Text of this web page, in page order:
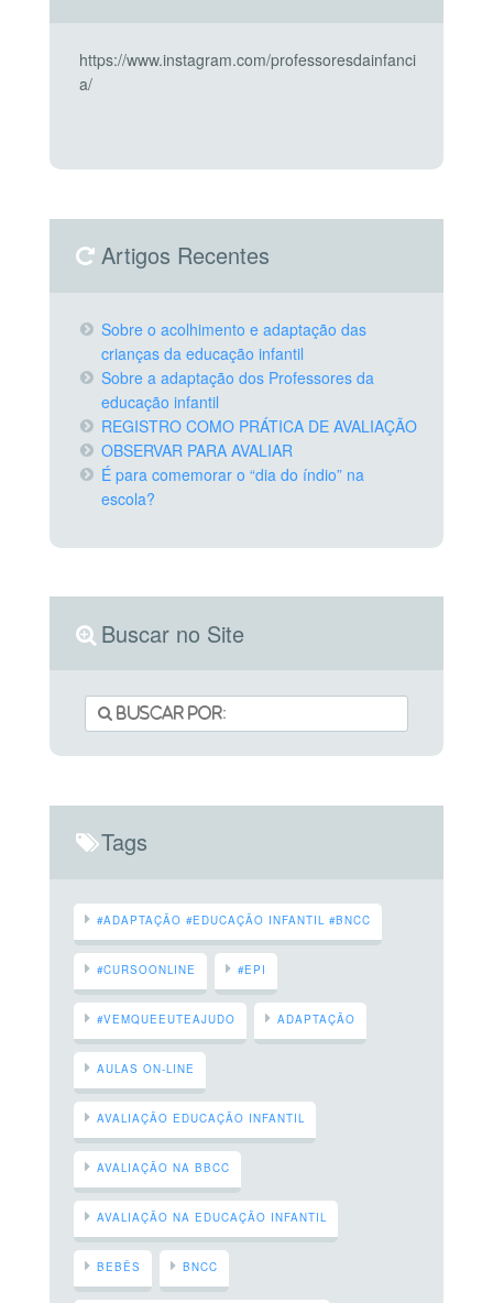
https://www.instagram.com/professoresdainfanci
a/
Artigos Recentes
Sobre o acolhimento e adaptação das
crianças da educação infantil
Sobre a adaptação dos Professores da
educação infantil
REGISTRO COMO PRÁTICA DE AVALIAÇÃO
OBSERVAR PARA AVALIAR
É para comemorar o “dia do índio” na
escola?
Buscar no Site
Tags
#ADAPTAÇÃO #EDUCAÇÃO INFANTIL #BNCC
#CURSOONLINE #EPI
#VEMQUEEUTEAJUDO ADAPTAÇÃO
AULAS ON-LINE
AVALIAÇÃO EDUCAÇÃO INFANTIL
AVALIAÇÃO NA BBCC
AVALIAÇÃO NA EDUCAÇÃO INFANTIL
BEBÊS BNCC